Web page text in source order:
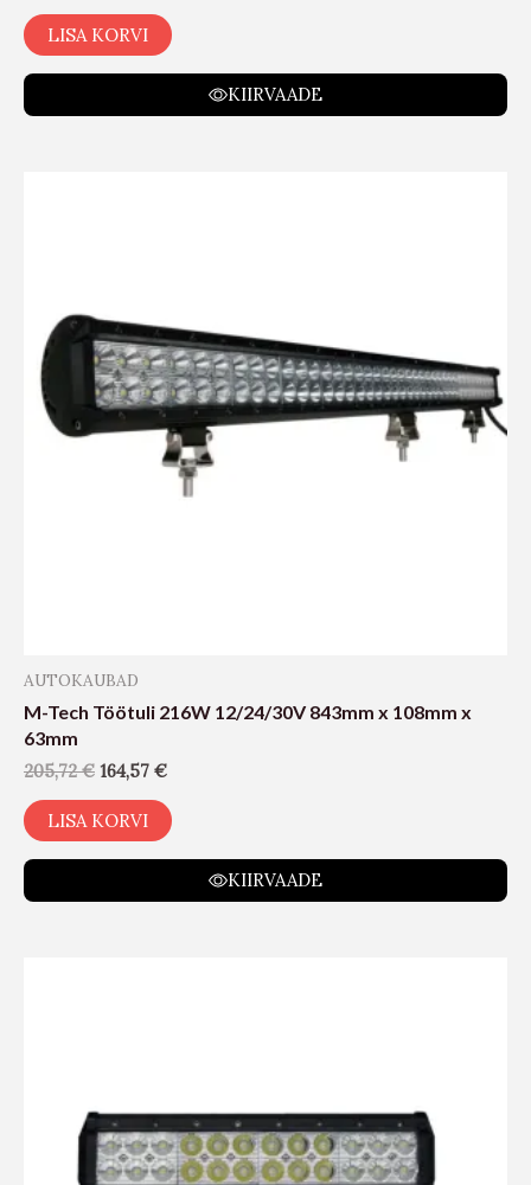
LISA KORVI
KIIRVAADE
AUTOKAUBAD
M-Tech Töötuli 216W 12/24/30V 843mm x 108mm x
63mm
205,72€ 164,57 €
LISA KORVI
KIIRVAADE